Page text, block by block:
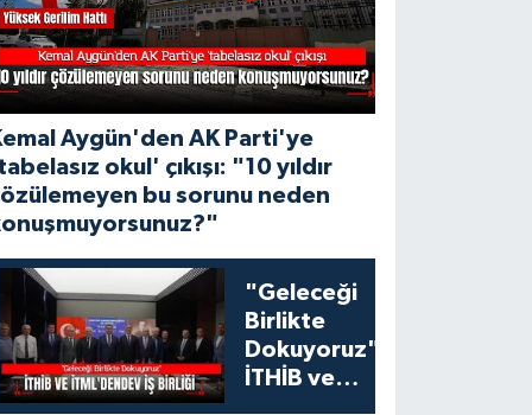
Aygün'den AK Parti'ye
okul' çıkışı: "10 yıldır
bu sorunu neden
"Geleceği
Birlikte
Dokuyoruz":
İTHİB ve